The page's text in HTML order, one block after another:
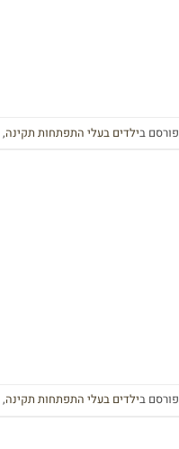
פורסם בילדים בעלי התפתחות תקינה,
פורסם בילדים בעלי התפתחות תקינה,